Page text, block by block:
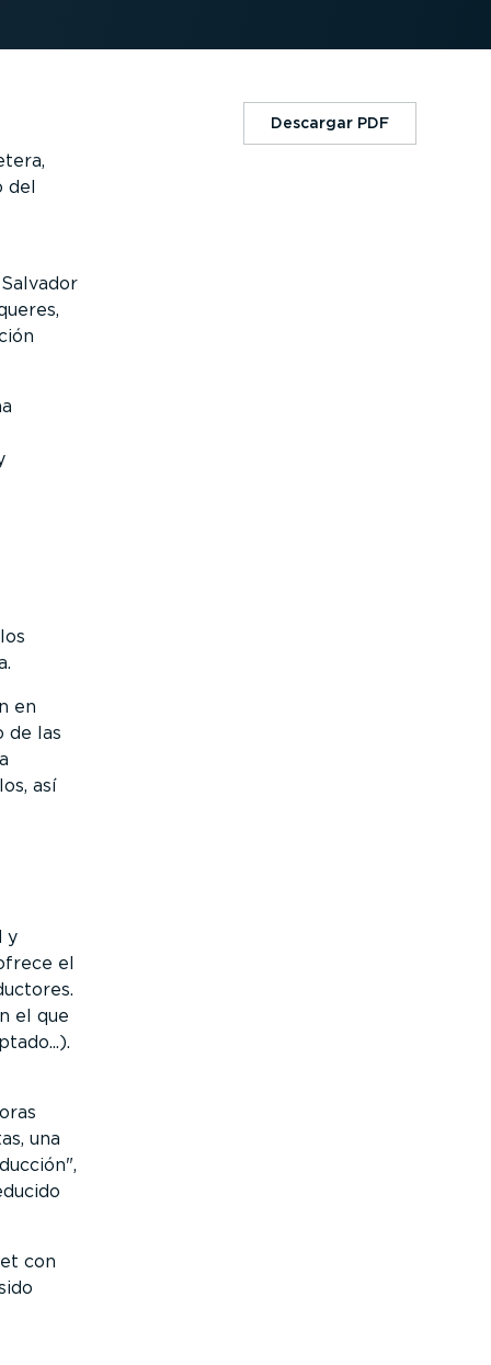
del
en
de las
así
y
el
el que
una
,
con
Descargar PDF